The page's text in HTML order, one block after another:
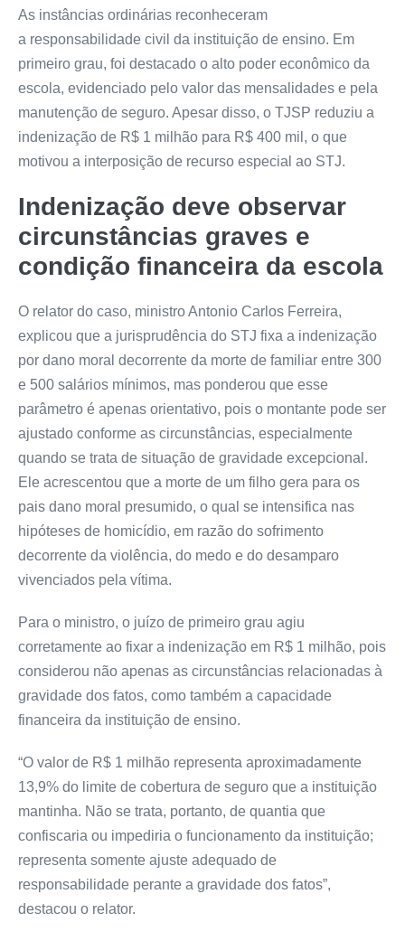
As instâncias ordinárias reconheceram
a responsabilidade civil da instituição de ensino. Em
primeiro grau, foi destacado o alto poder econômico da
escola, evidenciado pelo valor das mensalidades e pela
manutenção de seguro. Apesar disso, o TJSP reduziu a
indenização de R$ 1 milhão para R$ 400 mil, o que
motivou a interposição de recurso especial ao STJ.
Indenização deve observar
circunstâncias graves e
condição financeira da escola
O relator do caso, ministro Antonio Carlos Ferreira,
explicou que a jurisprudência do STJ fixa a indenização
por dano moral decorrente da morte de familiar entre 300
e 500 salários mínimos, mas ponderou que esse
parâmetro é apenas orientativo, pois o montante pode ser
ajustado conforme as circunstâncias, especialmente
quando se trata de situação de gravidade excepcional.
Ele acrescentou que a morte de um filho gera para os
pais dano moral presumido, o qual se intensifica nas
hipóteses de homicídio, em razão do sofrimento
decorrente da violência, do medo e do desamparo
vivenciados pela vítima.
Para o ministro, o juízo de primeiro grau agiu
corretamente ao fixar a indenização em R$ 1 milhão, pois
considerou não apenas as circunstâncias relacionadas à
gravidade dos fatos, como também a capacidade
financeira da instituição de ensino.
“O valor de R$ 1 milhão representa aproximadamente
13,9% do limite de cobertura de seguro que a instituição
mantinha. Não se trata, portanto, de quantia que
confiscaria ou impediria o funcionamento da instituição;
representa somente ajuste adequado de
responsabilidade perante a gravidade dos fatos”,
destacou o relator.